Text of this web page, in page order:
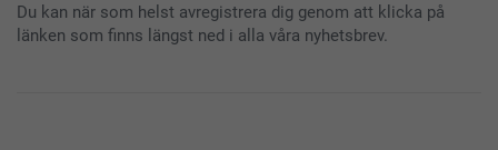
Du kan när som helst avregistrera dig genom att klicka på
länken som finns längst ned i alla våra nyhetsbrev.